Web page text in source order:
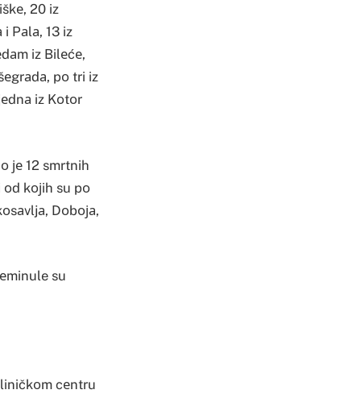
20 iz
i Pаlа, 13 iz
iz Bilеćе,
pо tri iz
iz Kоtоr
је 12 smrtnih
kојih su pо
Dоbоја,
su
cеntru